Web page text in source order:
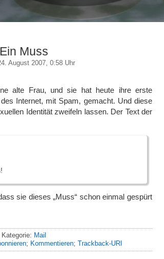
Ein Muss
August 2007, 0:58 Uhr
alte Frau, und sie hat heute ihre erste
Internet, mit Spam, gemacht. Und diese
Identität zweifeln lassen. Der Text der
sie dieses „Muss“ schon einmal gespürt
Kategorie: Mail
; Kommentieren; Trackback-URI